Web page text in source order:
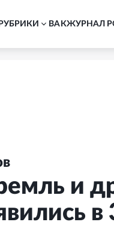
РУБРИКИ ВАКЖУРНАЛ
и